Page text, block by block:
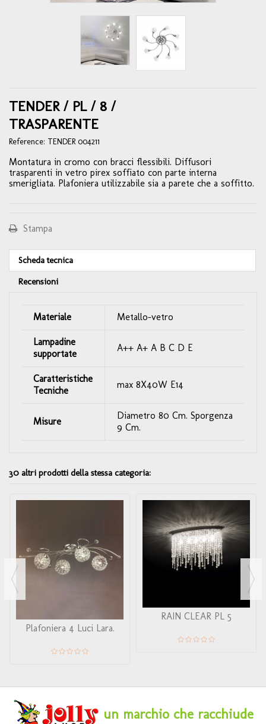
TENDER / PL / 8 /
TRASPARENTE
Reference: TENDER 004211
Montatura in cromo con bracci flessibili. Diffusori
trasparenti in vetro pirex soffiato con parte interna
smerigliata. Plafoniera utilizzabile sia a parete che a soffitto.
Stampa
Scheda tecnica
Recensioni
Materiale Metallo-vetro
Lampadine
supportate
A++ A+ A B C D E
Caratteristiche
Tecniche
max 8X40W E14
Misure
Diametro 80 Cm. Sporgenza
9 Cm.
30 altri prodotti della stessa categoria:
Plafoniera 4 Luci Lara.
RAIN CLEAR PL 5
un marchio che racchiude